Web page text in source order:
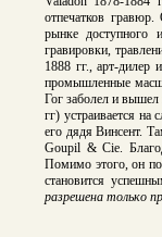
отпечатков гравюр.
рынке доступного
гравировки,
1888 гг., арт-дилер
промышленные
Гог заболел и
гг) устраивается
его дядя Винсент.
Goupil & Cie.
Помимо этого, он
становится
разрешена только